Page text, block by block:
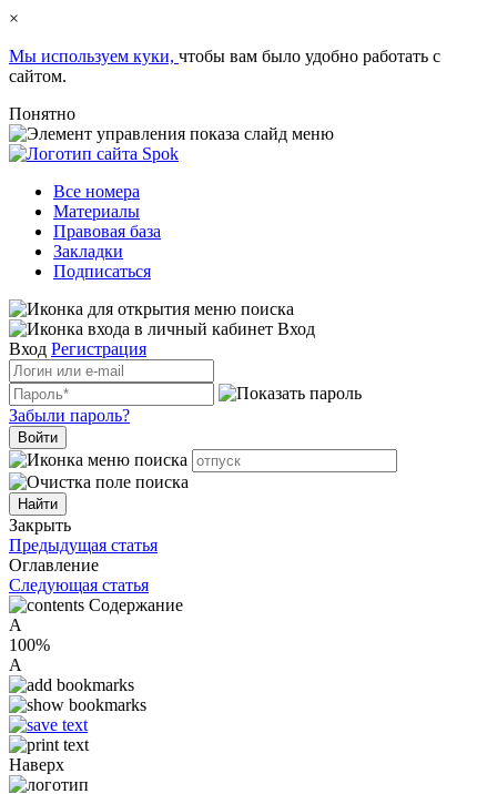
×
Мы используем куки, чтобы вам было удобно работать с
сайтом.
Понятно
Все номера
Материалы
Правовая база
Закладки
Подписаться
Вход
Вход Регистрация
Забыли пароль?
Войти
Закрыть
Предыдущая статья
Оглавление
Следующая статья
Содержание
A
100%
A
Наверх